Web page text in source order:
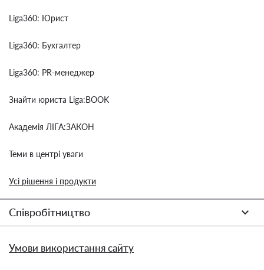
Liga360: Юрист
Liga360: Бухгалтер
Liga360: PR-менеджер
Знайти юриста Liga:BOOK
Академія ЛІГА:ЗАКОН
Теми в центрі уваги
Усі рішення і продукти
Співробітництво
Умови використання сайту